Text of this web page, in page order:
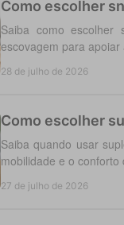
Como escolher
Saiba como escolher
escovagem para
28 de julho de 2026
Como escolher
Saiba quando usar
mobilidade e o
27 de julho de 2026